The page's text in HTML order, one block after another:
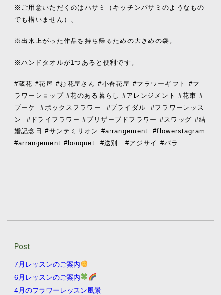
※ ご用意いただくのはハサミ（キッチンバサミのようなもの
でも構いません）、
※出来上がった作品を持ち帰るための大きめの袋。
※ハンドタオルが1つあると便利です。
#蔵花 #花屋 #お花屋さん #小倉花屋 #フラワーギフト #フ
ラワーショップ#花のある暮らし #アレンジメント #花束 #
ブーケ
#ボックスフラワー #ブライダル #フラワーレッス
ン
#ドライフラワー #プリザーブドフラワー #スワッグ #結
婚記念日 #サンテミリオン #arrangement
#flowerstagram
#arrangement #bouquet
#送別 #アジサイ #バラ
Post
7月レッスンのご案内
6月レッスンのご案内
4月のフラワーレッスン風景